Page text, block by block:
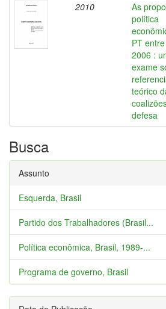
2010
As
política
PT
2006 :
exame
teórico
defesa
Busca
Assunto
Esquerda, Brasil
Partido dos Trabalhadores (Brasil...
Política econômica, Brasil, 1989-...
Programa de governo, Brasil